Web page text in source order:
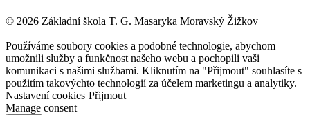
© 2026 Základní škola T. G. Masaryka Moravský Žižkov |
Používáme soubory cookies a podobné technologie, abychom
umožnili služby a funkčnost našeho webu a pochopili vaši
komunikaci s našimi službami. Kliknutím na "Přijmout" souhlasíte s
použitím takovýchto technologií za účelem marketingu a analytiky.
Nastavení cookies Přijmout
Manage consent